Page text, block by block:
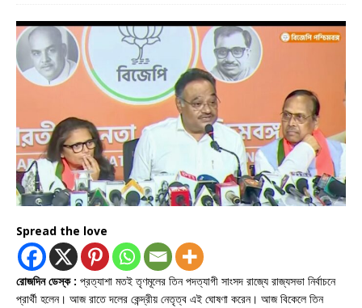
Spread the love
রোজদিন ডেস্ক : প্রত্যাশা মতই তৃণমূলের তিন পদত্যাগী সাংসদ রাজ্যে রাজ্যসভা নির্বাচনে
প্রার্থী হলেন। আজ রাতে দলের কেন্দ্রীয় নেতৃত্ব এই ঘোষণা করেন। আজ বিকেলে তিন